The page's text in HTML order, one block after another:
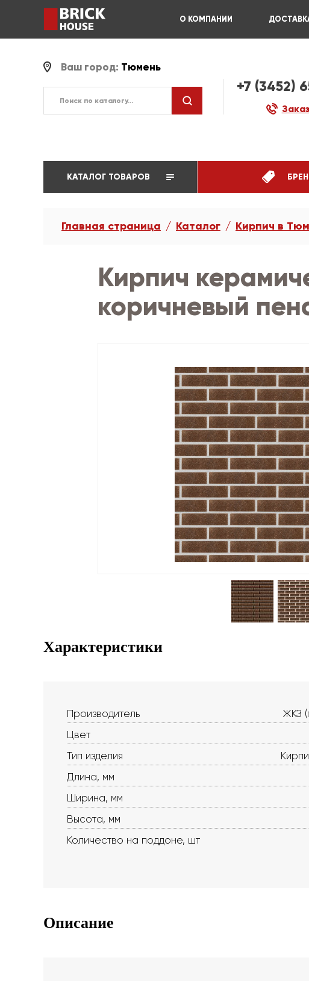
О КОМПАНИИ
Ваш город: Тюмень
+7 (3452)
КАТАЛОГ ТОВАРОВ
Главная страница Каталог Кирпич в
Кирпич
коричневый
Характеристики
Производитель
ЖКЗ
Цвет
Тип изделия
Длина, мм
Ширина, мм
Высота, мм
Количество на поддоне, шт
Описание